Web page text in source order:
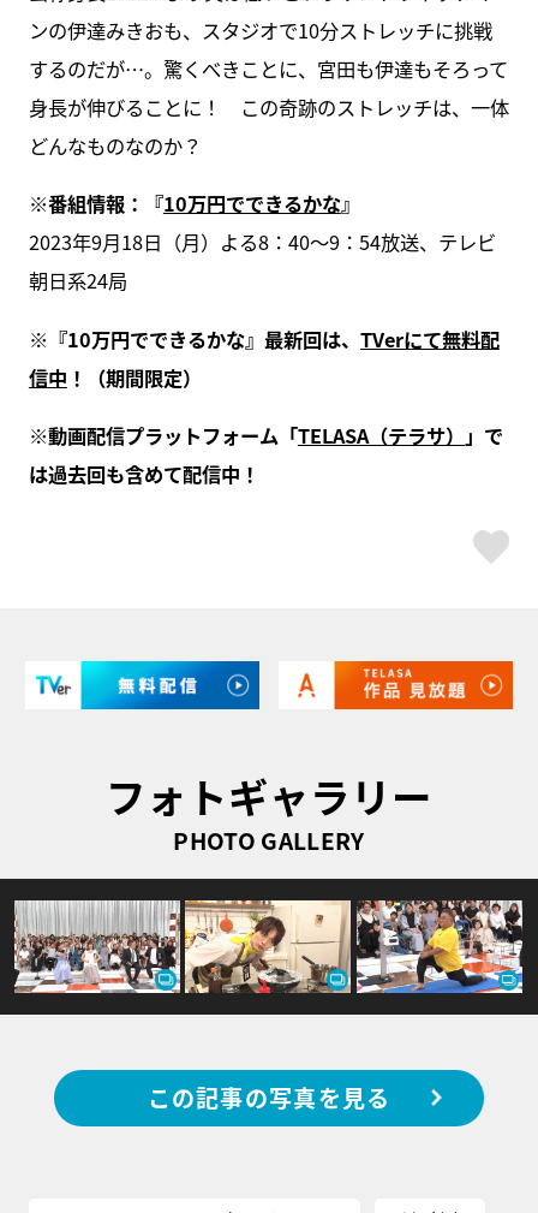
ンの伊達みきおも、スタジオで10分ストレッチに挑戦
するのだが…。驚くべきことに、宮田も伊達もそろって
身長が伸びることに！ この奇跡のストレッチは、一体
どんなものなのか？
※番組情報：『10万円でできるかな』
2023年9月18日（月）よる8：40～9：54放送、テレビ
朝日系24局
※『10万円でできるかな』最新回は、 TVerにて無料配
信中 ！（期間限定）
※動画配信プラットフォーム「TELASA（テラサ） 」で
は過去回も含めて配信中！
フォトギャラリー
PHOTO GALLERY
この記事の写真を見る